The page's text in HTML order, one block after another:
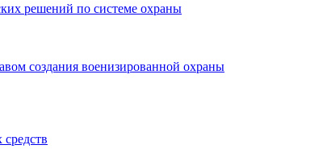
решений по системе охраны
создания военизированной охраны